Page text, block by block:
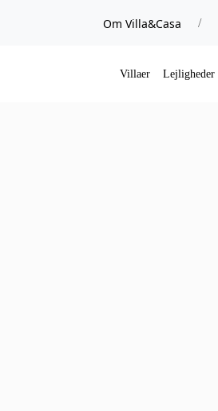
Om Villa&Casa /
Villaer Lejligheder